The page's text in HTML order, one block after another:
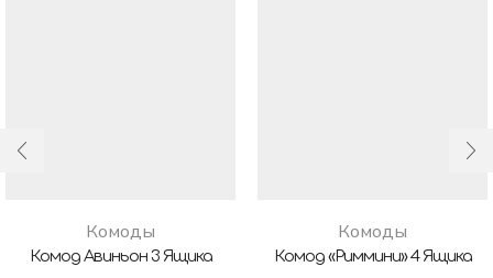
Комоды
Комод Авиньон 3 Ящика
Комоды
Комод «Риммини» 4 Ящика